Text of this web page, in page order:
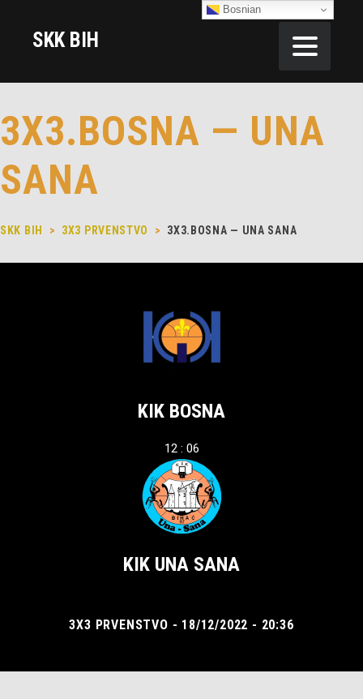
SKK BIH
3X3.BOSNA — UNA
SANA
SKK BIH > 3X3 PRVENSTVO > 3X3.BOSNA — UNA SANA
KIK BOSNA
12 : 06
KIK UNA SANA
3X3 PRVENSTVO - 18/12/2022 - 20:36
Bosnian